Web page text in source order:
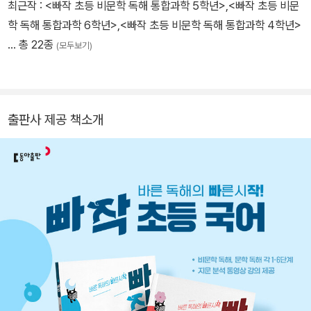
최근작 : <빠작 초등 비문학 독해 통합과학 5학년>,<빠작 초등 비문
학 독해 통합과학 6학년>,<빠작 초등 비문학 독해 통합과학 4학년>
… 총 22종 (모두보기)
출판사 제공 책소개